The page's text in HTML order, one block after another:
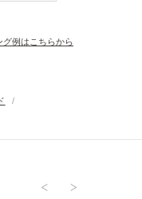
グ例はこちらから
/